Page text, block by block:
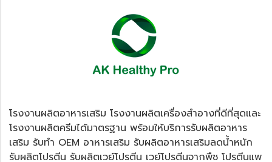
โรงงานผลิตอาหารเสริม โรงงานผลิตเครื่องสำอางที่ดีที่สุดและ
โรงงานผลิตครีมได้มาตรฐาน พร้อมให้บริการรับผลิตอาหาร
เสริม รับทำ OEM อาหารเสริม รับผลิตอาหารเสริมลดน้ำหนัก
รับผลิตโปรตีน รับผลิตเวย์โปรตีน เวย์โปรตีนจากพืช โปรตีนแพ